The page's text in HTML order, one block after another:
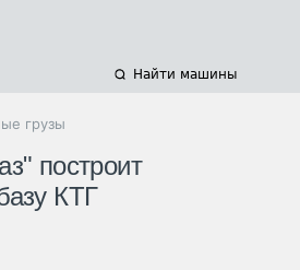
Найти машины
грузы
построит
КТГ